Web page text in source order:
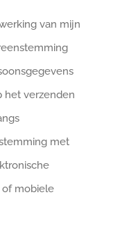
van mijn
het verzenden
met
of mobiele